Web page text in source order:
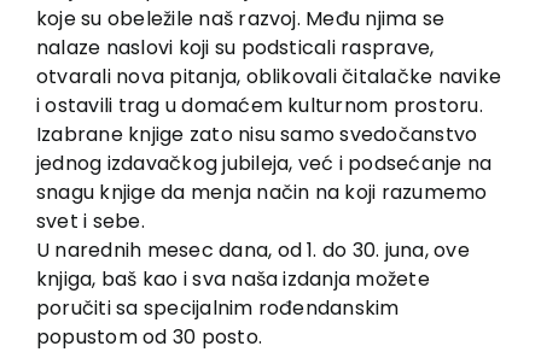
koje su obeležile naš razvoj. Među njima se
nalaze naslovi koji su podsticali rasprave,
otvarali nova pitanja, oblikovali čitalačke navike
i ostavili trag u domaćem kulturnom prostoru.
Izabrane knjige zato nisu samo svedočanstvo
jednog izdavačkog jubileja, već i podsećanje na
snagu knjige da menja način na koji razumemo
svet i sebe.
U narednih mesec dana, od 1. do 30. juna, ove
knjiga, baš kao i sva naša izdanja možete
poručiti sa specijalnim rođendanskim
popustom od 30 posto.